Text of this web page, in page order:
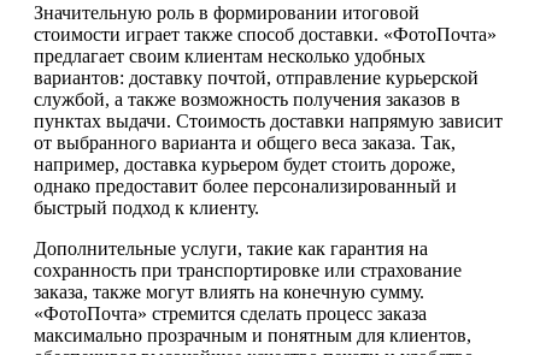
Значительную роль в формировании итоговой
стоимости играет также способ доставки. «ФотоПочта»
предлагает своим клиентам несколько удобных
вариантов: доставку почтой, отправление курьерской
службой, а также возможность получения заказов в
пунктах выдачи. Стоимость доставки напрямую зависит
от выбранного варианта и общего веса заказа. Так,
например, доставка курьером будет стоить дороже,
однако предоставит более персонализированный и
быстрый подход к клиенту.
Дополнительные услуги, такие как гарантия на
сохранность при транспортировке или страхование
заказа, также могут влиять на конечную сумму.
«ФотоПочта» стремится сделать процесс заказа
максимально прозрачным и понятным для клиентов,